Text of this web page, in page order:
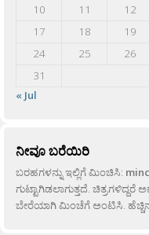
10
11 12
17
18 19
24
25 26
31
« Jul
ನೀವೂ ಬರೆಯಿರಿ
ಬರಹಗಳನ್ನು ಇಲ್ಲಿಗೆ ಮಿಂಚಿಸಿ:
ಗುಟ್ಟಾಗಿಡಲಾಗುತ್ತದೆ.
ಬೇರೆಯಾಗಿ ಮಿಂಚೆಗೆ ಅಂಟಿಸಿ.